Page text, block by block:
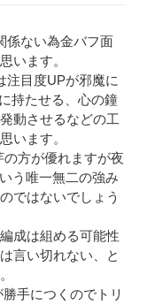
係ない為金バフ面
います。
注目度UPが邪魔に
持たせる、心の鐘
動させるなどの工
います。
方が優れますが夜
う唯一無二の強み
ではないでしょう
成は組める可能性
言い切れない、と
手につくのでトリ